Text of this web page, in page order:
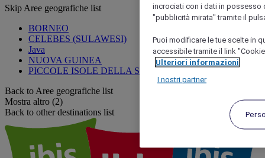
Skip Aree geografiche list
BORNEO
CELEBES (SULAWESI)
Java
NUOVA GUINEA
PICCOLE ISOLE DELLA SONDA
Back to Aree geografiche list
Mostra altro (2)
Back to other destinations list
incrociati con i dati in possesso
"pubblicità mirata" tramite il
Puoi modificare le tue scelte in
accessibile tramite il link
Ulteriori informazioni
I nostri partner